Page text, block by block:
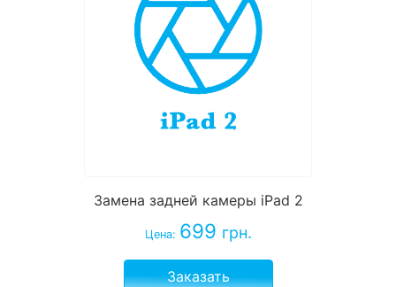
Замена задней камеры iPad 2
Цена: 699 грн.
Заказать